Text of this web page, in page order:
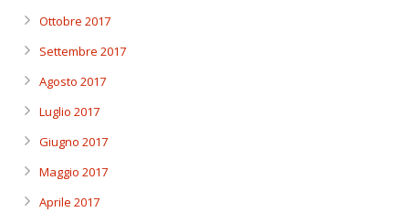
Ottobre 2017
Settembre 2017
Agosto 2017
Luglio 2017
Giugno 2017
Maggio 2017
Aprile 2017